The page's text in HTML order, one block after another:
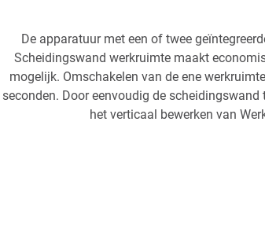
De apparatuur met een of twee
Scheidingswand werkruimte maakt
mogelijk. Omschakelen van de ene
seconden. Door eenvoudig de
het verticaal bewerken van